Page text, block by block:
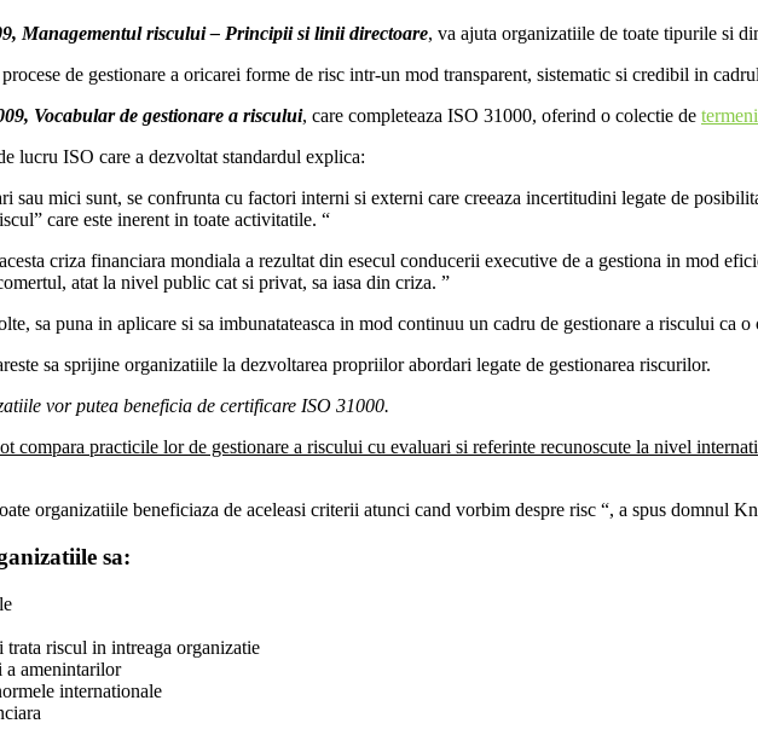
Managementul riscului – Principii si linii directoare, va ajuta organizatiile de toate tipurile si
de gestionare a oricarei forme de risc intr-un mod transparent, sistematic si credibil in
Vocabular de gestionare a riscului, care completeaza ISO 31000, oferind o colectie de
lucru ISO care a dezvoltat standardul explica:
sau mici sunt, se confrunta cu factori interni si externi care creeaza incertitudini legate de
care este inerent in toate activitatile. “
criza financiara mondiala a rezultat din esecul conducerii executive de a gestiona in mod
atat la nivel public cat si privat, sa iasa din criza. ”
sa puna in aplicare si sa imbunatateasca in mod continuu un cadru de gestionare a riscului ca o
sa sprijine organizatiile la dezvoltarea propriilor abordari legate de gestionarea riscurilor.
vor putea beneficia de certificare ISO 31000.
compara practicile lor de gestionare a riscului cu evaluari si referinte recunoscute la nivel
organizatiile beneficiaza de aceleasi criterii atunci cand vorbim despre risc “, a spus domnul
sa:
trata riscul in intreaga organizatie
a amenintarilor
internationale